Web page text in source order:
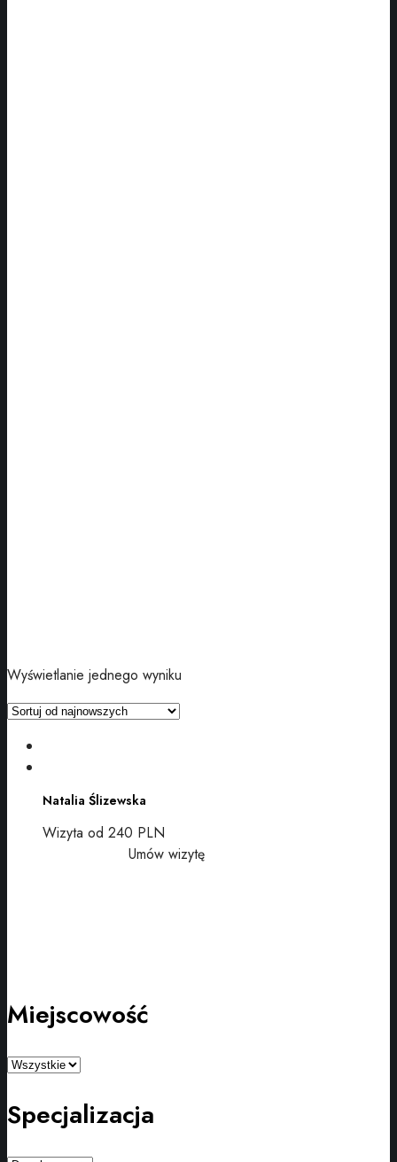
Wyświetlanie jednego wyniku
Natalia Ślizewska
Wizyta od 240 PLN
Umów wizytę
Miejscowość
Specjalizacja